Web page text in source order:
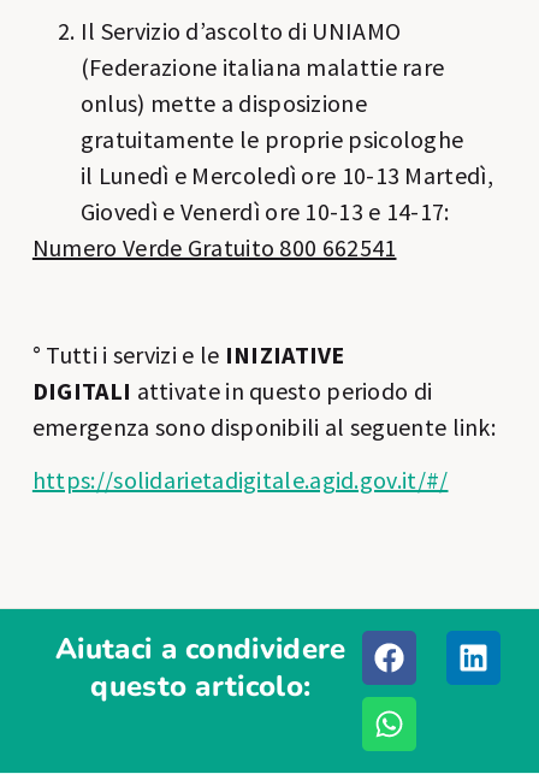
Il Servizio d’ascolto di UNIAMO
(Federazione italiana malattie rare
onlus) mette a disposizione
gratuitamente le proprie psicologhe
il Lunedì e Mercoledì ore 10-13 Martedì,
Giovedì e Venerdì ore 10-13 e 14-17:
Numero Verde Gratuito 800 662541
° Tutti i servizi e le INIZIATIVE
DIGITALI attivate in questo periodo di
emergenza sono disponibili al seguente link:
https://solidarietadigitale.agid.gov.it/#/
Aiutaci a condividere
questo articolo: